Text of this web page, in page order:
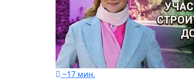
~17 мин.